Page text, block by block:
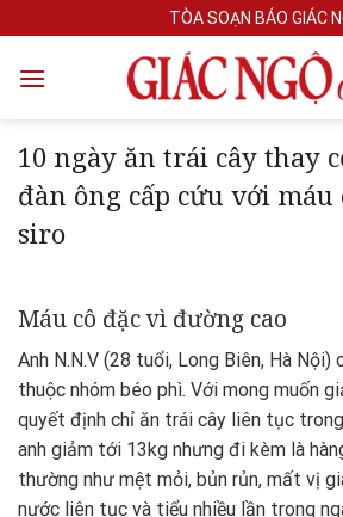
to
content
TÒA SOẠN BÁO GIÁC
10 ngày ăn trái cây thay
đàn ông cấp cứu với máu
siro
Máu cô đặc vì đường cao
Anh N.N.V (28 tuổi, Long Biên, Hà Nội)
thuộc nhóm béo phì. Với mong muốn
quyết định chỉ ăn trái cây liên tục
anh giảm tới 13kg nhưng đi kèm là
thường như mệt mỏi, bủn rủn, mất vị
nước liên tục và tiểu nhiều lần trong